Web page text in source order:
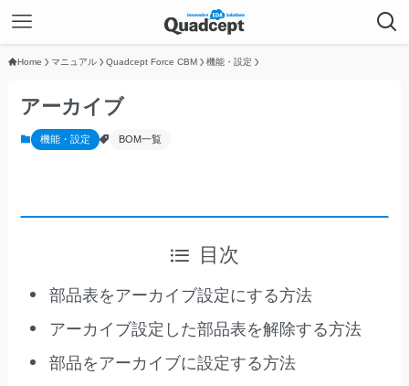
Home マニュアル Quadcept Force CBM 機能・設定
アーカイブ
機能・設定 BOM一覧
目次
部品表をアーカイブ設定にする方法
アーカイブ設定した部品表を解除する方法
部品をアーカイブに設定する方法